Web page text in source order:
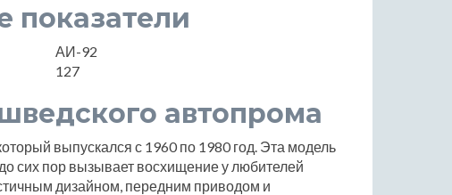
показатели
АИ-92
127
автопрома
выпускался с 1960 по 1980 год. Эта модель
сих пор вызывает восхищение у любителей
дизайном, передним приводом и